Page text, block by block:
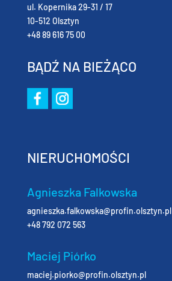
ul. Kopernika 29-31 / 17
10-512 Olsztyn
+48 89 616 75 00
BĄDŹ NA BIEŻĄCO
NIERUCHOMOŚCI
Agnieszka Falkowska
agnieszka.falkowska@profin.olsztyn.pl
+48 792 072 563
Maciej Piórko
maciej.piorko@profin.olsztyn.pl